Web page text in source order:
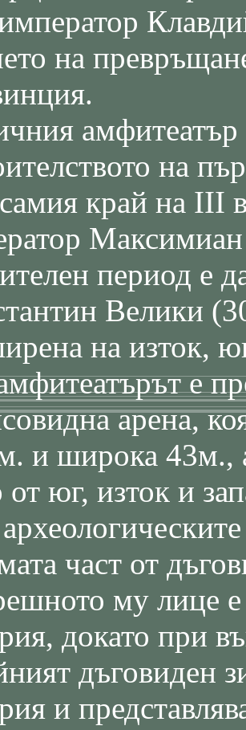
на
амфитеатър
на
край на ІІІ
период е
Велики
на изток,
е
арена,
и широка 43м.,
от юг, изток и
част от
му лице
докато при
дъговиден
и